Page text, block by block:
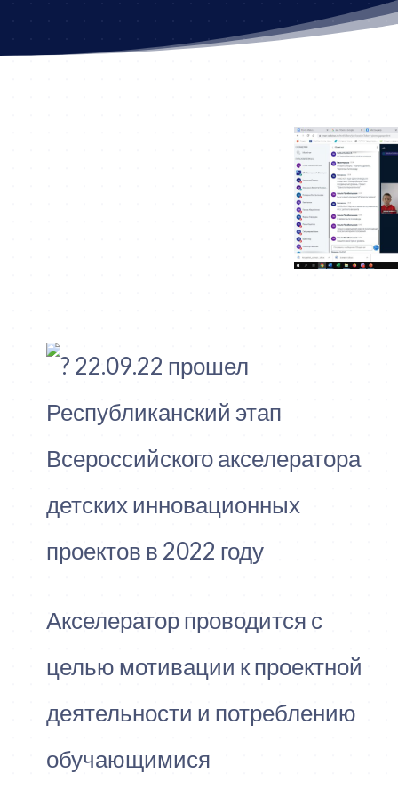
22.09.22 прошел
Республиканский этап
Всероссийского акселератора
детских инновационных
проектов в 2022 году
Акселератор проводится с
целью мотивации к проектной
деятельности и потреблению
обучающимися